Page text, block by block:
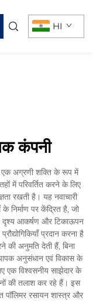
HI
कंपनी
एक अग्रणी शक्ति के रूप में
में परिवर्तित करने के लिए
रखती है। यह नवाचारी
के निर्माण पर केंद्रित है, जो
दृश्य आकर्षण और टिकाऊपन
प्रदान करना है
की अनुमति देती हैं, बिना
अनुसंधान एवं विकास के
एक विश्वसनीय साझेदार के
की तलाश कर रहे हैं। इस
पॉलिमर रसायन शास्त्र और